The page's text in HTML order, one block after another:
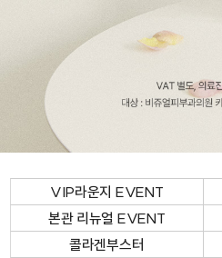
VIP라운지 EVENT
본관 리뉴얼 EVENT
콜라겐부스터